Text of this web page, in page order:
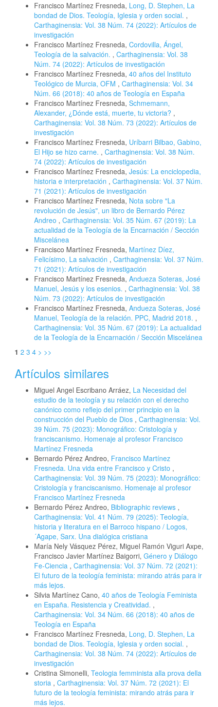
Francisco Martínez Fresneda, Long, D. Stephen, La
bondad de Dios. Teología, Iglesia y orden social. ,
Carthaginensia: Vol. 38 Núm. 74 (2022): Artículos de
investigación
Francisco Martínez Fresneda, Cordovilla, Ángel,
Teología de la salvación. , Carthaginensia: Vol. 38
Núm. 74 (2022): Artículos de investigación
Francisco Martínez Fresneda, 40 años del Instituto
Teológico de Murcia, OFM , Carthaginensia: Vol. 34
Núm. 66 (2018): 40 años de Teología en España
Francisco Martínez Fresneda, Schmemann,
Alexander, ¿Dónde está, muerte, tu victoria? ,
Carthaginensia: Vol. 38 Núm. 73 (2022): Artículos de
investigación
Francisco Martínez Fresneda, Uríbarri Bilbao, Gabino,
El Hijo se hizo carne. , Carthaginensia: Vol. 38 Núm.
74 (2022): Artículos de investigación
Francisco Martínez Fresneda, Jesús: La enciclopedia,
historia e interpretación , Carthaginensia: Vol. 37 Núm.
71 (2021): Artículos de investigación
Francisco Martínez Fresneda, Nota sobre "La
revolución de Jesús", un libro de Bernardo Pérez
Andreo , Carthaginensia: Vol. 35 Núm. 67 (2019): La
actualidad de la Teología de la Encarnación / Sección
Miscelánea
Francisco Martínez Fresneda, Martínez Díez,
Felicísimo, La salvación , Carthaginensia: Vol. 37 Núm.
71 (2021): Artículos de investigación
Francisco Martínez Fresneda, Andueza Soteras, José
Manuel, Jesús y los esenios. , Carthaginensia: Vol. 38
Núm. 73 (2022): Artículos de investigación
Francisco Martínez Fresneda, Andueza Soteras, José
Manuel, Teología de la relación. PPC, Madrid 2018. ,
Carthaginensia: Vol. 35 Núm. 67 (2019): La actualidad
de la Teología de la Encarnación / Sección Miscelánea
1 2 3 4 > >>
Artículos similares
Miguel Angel Escribano Arráez, La Necesidad del
estudio de la teología y su relación con el derecho
canónico como reflejo del primer principio en la
construcción del Pueblo de Dios , Carthaginensia: Vol.
39 Núm. 75 (2023): Monográfico: Cristología y
franciscanismo. Homenaje al profesor Francisco
Martínez Fresneda
Bernardo Pérez Andreo, Francisco Martínez
Fresneda. Una vida entre Francisco y Cristo ,
Carthaginensia: Vol. 39 Núm. 75 (2023): Monográfico:
Cristología y franciscanismo. Homenaje al profesor
Francisco Martínez Fresneda
Bernardo Pérez Andreo, Bibliographic reviews ,
Carthaginensia: Vol. 41 Núm. 79 (2025): Teología,
historia y literatura en el Barroco hispano / Logos,
´Agape, Sarx. Una dialógica cristiana
María Nely Vásquez Pérez, Miguel Ramón Viguri Axpe,
Francisco Javier Martínez Baigorri, Género y Diálogo
Fe-Ciencia , Carthaginensia: Vol. 37 Núm. 72 (2021):
El futuro de la teología feminista: mirando atrás para ir
más lejos.
Silvia Martínez Cano, 40 años de Teología Feminista
en España. Resistencia y Creatividad. ,
Carthaginensia: Vol. 34 Núm. 66 (2018): 40 años de
Teología en España
Francisco Martínez Fresneda, Long, D. Stephen, La
bondad de Dios. Teología, Iglesia y orden social. ,
Carthaginensia: Vol. 38 Núm. 74 (2022): Artículos de
investigación
Cristina Simonelli, Teologia femminista alla prova della
storia , Carthaginensia: Vol. 37 Núm. 72 (2021): El
futuro de la teología feminista: mirando atrás para ir
más lejos.